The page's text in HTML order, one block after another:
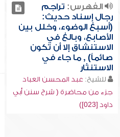
الفهرس: تراجم
رجال إسناد حديث:
(أسبغ الوضوء، وخلل بين
الأصابع، وبالغ في
الاستنشاق إلا أن تكون
صائماً) , ما جاء في
الاستنثار
للشيخ: عبد المحسن العباد
جزء من محاضرة ( شرح سنن أبي
داود [023])